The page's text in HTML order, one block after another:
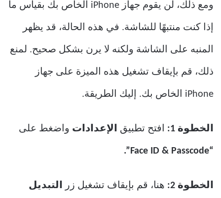
ومع ذلك، لن يقوم جهاز iPhone الخاص بك بقياس ما
إذا كنت منتبهًا للشاشة. في هذه الحالة، قد يظهر
المنبه على الشاشة ولكنه لا يرن بشكل صحيح. لمنع
ذلك، قم بإيقاف تشغيل هذه الميزة على جهاز
iPhone الخاص بك. إليك الطريقة.
الخطوة 1: افتح تطبيق الإعدادات واضغط على
“Face ID & Passcode”.
الخطوة 2: هنا، قم بإيقاف تشغيل زر التبديل